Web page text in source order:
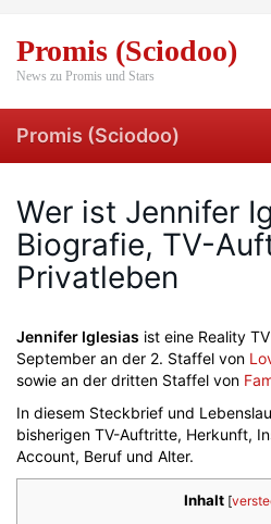
main
content
Promis (Sciodoo)
News zu Promis und Stars
Promis (Sciodoo)
Wer ist Jennifer
Biografie, TV-
Privatleben
Jennifer Iglesias ist eine Reality
September an der 2. Staffel von
sowie an der dritten Staffel von
In diesem Steckbrief und
bisherigen TV-Auftritte, Herkunft,
Account, Beruf und Alter.
Inhalt [